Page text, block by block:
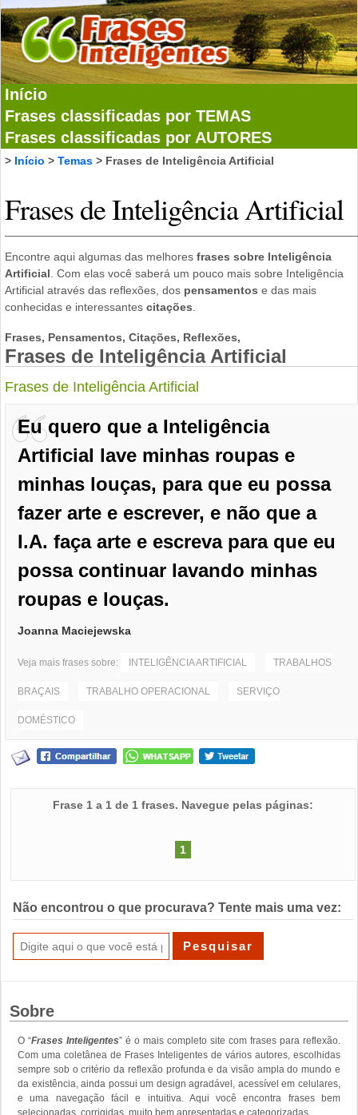
Início
Frases classificadas por TEMAS
Frases classificadas por AUTORES
> Início > Temas > Frases de Inteligência Artificial
Frases de Inteligência Artificial
Encontre aqui algumas das melhores frases sobre Inteligência
Artificial . Com elas você saberá um pouco mais sobre Inteligência
Artificial através das reflexões, dos pensamentos e das mais
conhecidas e interessantes citações
Frases, Pensamentos, Citações, Reflexões,
Frases de Inteligência Artificial
Frases de Inteligência Artificial
Eu quero que a Inteligência
Artificial lave minhas roupas e
minhas louças, para que eu possa
fazer arte e escrever, e não que a
I.A. faça arte e escreva para que eu
possa continuar lavando minhas
roupas e louças.
Joanna Maciejewska
Veja mais frases sobre: INTELIGÊNCIA ARTIFICIAL TRABALHOS
BRAÇAIS TRABALHO OPERACIONAL SERVIÇO
DOMÉSTICO
Frase 1 a 1 de 1 frases. Navegue pelas páginas:
1
Não encontrou o que procurava? Tente mais uma vez:
Sobre
O “Frases Inteligentes” é o mais completo site com frases para reflexão.
Com uma coletânea de Frases Inteligentes de vários autores, escolhidas
sempre sob o critério da reflexão profunda e da visão ampla do mundo e
da existência, ainda possui um design agradável, acessível em celulares,
e uma navegação fácil e intuitiva. Aqui você encontra frases bem
selecionadas, corrigidas, muito bem apresentadas e categorizadas.